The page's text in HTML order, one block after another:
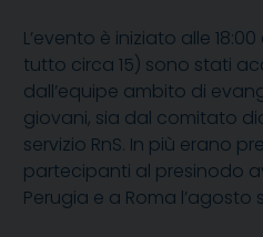
L’evento è iniziato alle
tutto circa 15) sono stati
dall’equipe ambito di
giovani, sia dal comitato
servizio RnS. In più erano
partecipanti al presinodo
Perugia e a Roma l’agosto